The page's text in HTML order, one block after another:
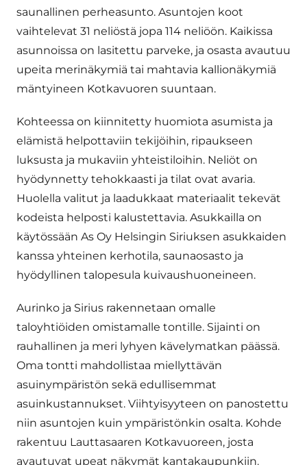
saunallinen perheasunto. Asuntojen koot
vaihtelevat 31 neliöstä jopa 114 neliöön. Kaikissa
asunnoissa on lasitettu parveke, ja osasta avautuu
upeita merinäkymiä tai mahtavia kallionäkymiä
mäntyineen Kotkavuoren suuntaan.
Kohteessa on kiinnitetty huomiota asumista ja
elämistä helpottaviin tekijöihin, ripaukseen
luksusta ja mukaviin yhteistiloihin. Neliöt on
hyödynnetty tehokkaasti ja tilat ovat avaria.
Huolella valitut ja laadukkaat materiaalit tekevät
kodeista helposti kalustettavia. Asukkailla on
käytössään As Oy Helsingin Siriuksen asukkaiden
kanssa yhteinen kerhotila, saunaosasto ja
hyödyllinen talopesula kuivaushuoneineen.
Aurinko ja Sirius rakennetaan omalle
taloyhtiöiden omistamalle tontille. Sijainti on
rauhallinen ja meri lyhyen kävelymatkan päässä.
Oma tontti mahdollistaa miellyttävän
asuinympäristön sekä edullisemmat
asuinkustannukset. Viihtyisyyteen on panostettu
niin asuntojen kuin ympäristönkin osalta. Kohde
rakentuu Lauttasaaren Kotkavuoreen, josta
avautuvat upeat näkymät kantakaupunkiin.